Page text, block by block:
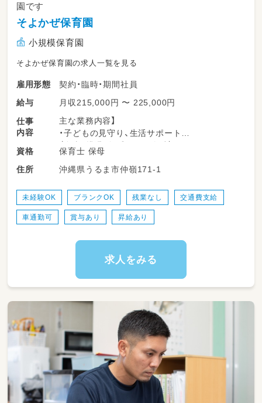
園です
そよかぜ保育園
小規模保育園
そよかぜ保育園の求人一覧を見る
雇用形態
契約・臨時・期間社員
給与
月収215,000円 〜 225,000円
仕事
内容
主な業務内容】
・子どもの見守り、生活サポート
（食事・排泄・午睡などの介助）
・年齢や発達に合わせた遊び・活動の実施
・連絡帳の記入などの記録業務
・園内の環境整備・清掃
・行事の簡単な準備や運営
くで見守りながら、丁寧な保育ができる環境で
【ポイント】
・持ち帰り仕事なし
・書類作業も園内で対応します
・少人数保育なので、ゆとりをもって子どもと関
われます
・職員同士で協力しながら業務を進めています
資格
保育士 保母
住所
沖縄県うるま市仲嶺171-1
未経験OK ブランクOK 残業なし 交通費支給
車通勤可 賞与あり 昇給あり
求人をみる